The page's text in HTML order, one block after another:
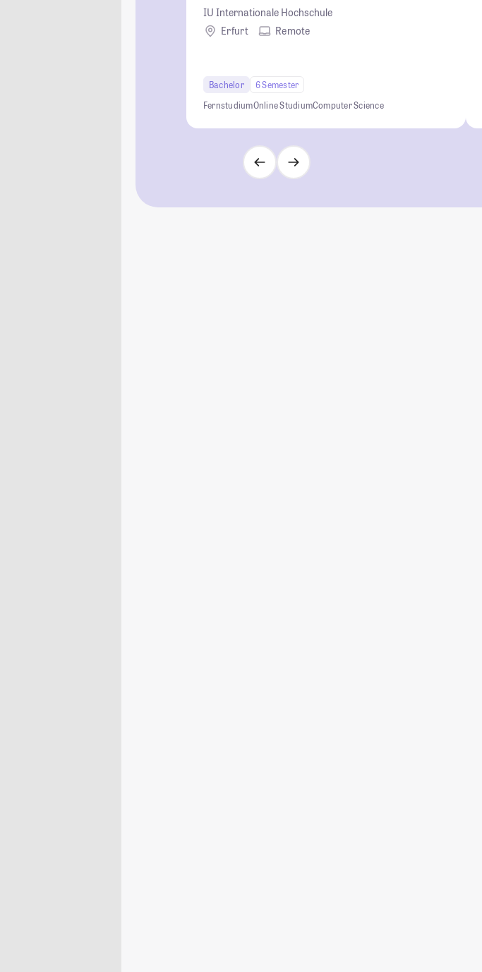
IU Internationale Hochschule
Erfurt
Remote
Bachelor
6 Semester
FernstudiumOnline StudiumComputer Science